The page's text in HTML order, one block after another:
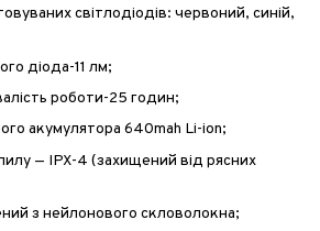
світлодіодів: червоний, синій,
діода-11 лм;
роботи-25 годин;
акумулятора 640mah Li-ion;
— IPX-4 (захищений від рясних
з нейлонового скловолокна;